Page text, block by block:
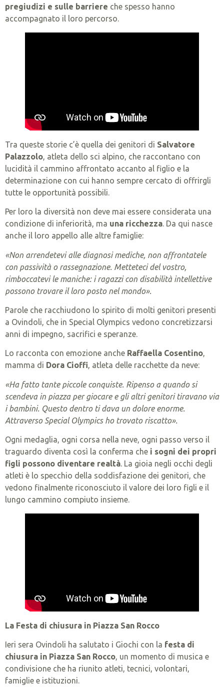
pregiudizi e sulle barriere che spesso hanno
accompagnato il loro percorso.
Tra queste storie c’è quella dei genitori di Salvatore
Palazzolo, atleta dello sci alpino, che raccontano con
lucidità il cammino affrontato accanto al figlio e la
determinazione con cui hanno sempre cercato di offrirgli
tutte le opportunità possibili.
Per loro la diversità non deve mai essere considerata una
condizione di inferiorità, ma una ricchezza. Da qui nasce
anche il loro appello alle altre famiglie:
«Non arrendetevi alle diagnosi mediche, non affrontatele
con passività o rassegnazione. Metteteci del vostro,
rimboccatevi le maniche: i ragazzi con disabilità intellettive
possono trovare il loro posto nel mondo».
Parole che racchiudono lo spirito di molti genitori presenti
a Ovindoli, che in Special Olympics vedono concretizzarsi
anni di impegno, sacrifici e speranze.
Lo racconta con emozione anche Raffaella Cosentino,
mamma di Dora Cioffi, atleta delle racchette da neve:
«Ha fatto tante piccole conquiste. Ripenso a quando si
scendeva in piazza per giocare e gli altri genitori tiravano via
i bambini. Questo dentro ti dava un dolore enorme.
Attraverso Special Olympics ho trovato riscatto».
Ogni medaglia, ogni corsa nella neve, ogni passo verso il
traguardo diventa così la conferma che i sogni dei propri
figli possono diventare realtà. La gioia negli occhi degli
atleti è lo specchio della soddisfazione dei genitori, che
vedono finalmente riconosciuto il valore dei loro figli e il
lungo cammino compiuto insieme.
La Festa di chiusura in Piazza San Rocco
Ieri sera Ovindoli ha salutato i Giochi con la festa di
chiusura in Piazza San Rocco, un momento di musica e
condivisione che ha riunito atleti, tecnici, volontari,
famiglie e istituzioni.